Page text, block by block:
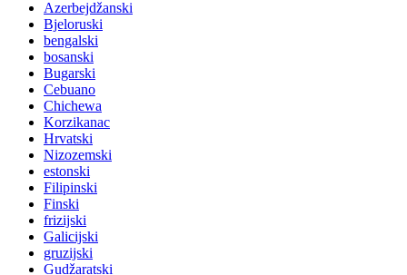
Azerbejdžanski
Bjeloruski
bengalski
bosanski
Bugarski
Cebuano
Chichewa
Korzikanac
Hrvatski
Nizozemski
estonski
Filipinski
Finski
frizijski
Galicijski
gruzijski
Gudžaratski